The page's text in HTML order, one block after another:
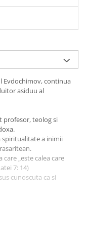
Evdochimov, continua
asiduu al
profesor, teolog si
spiritualitate a inimii
„este calea care
7: 14)
cunoscuta ca si
sinele ascuns,
vorbi cu
pe aceasta tema,